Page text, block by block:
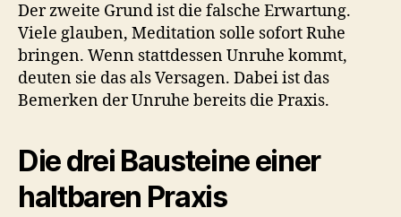
Der zweite Grund ist die falsche Erwartung.
Viele glauben, Meditation solle sofort Ruhe
bringen. Wenn stattdessen Unruhe kommt,
deuten sie das als Versagen. Dabei ist das
Bemerken der Unruhe bereits die Praxis.
Die drei Bausteine einer
haltbaren Praxis